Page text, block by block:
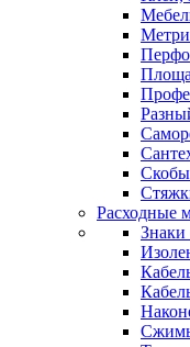
Скобы
Расходные
Знаки